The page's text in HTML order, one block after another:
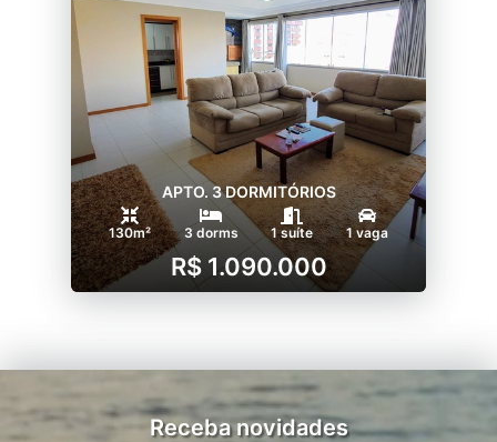
APTO. 3 DORMITÓRIOS
130m² 3 dorms 1 suíte 1 vaga
R$ 1.090.000
Receba novidades